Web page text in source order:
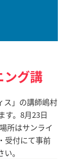
ング講
ス」の講師嶋村
す。8月23日
所はサンライ
受付にて事前
。